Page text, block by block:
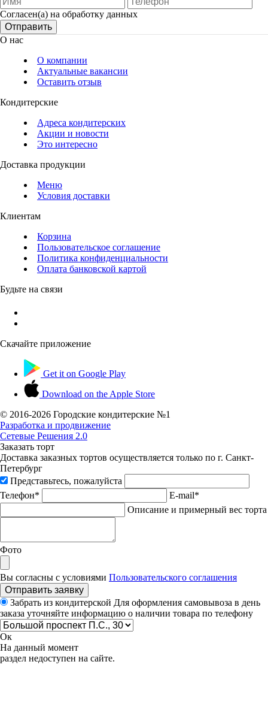
Согласен(а) на обработку данных
Отправить
О нас
О компании
Актуальные вакансии
Оставить отзыв
Кондитерские
Адреса кондитерских
Акции и новости
Это интересно
Доставка продукции
Меню
Условия доставки
Клиентам
Корзина
Пользовательское соглашение
Политика конфиденциальности
Оплата банковской картой
Будьте на связи
Скачайте приложение
Get it on Google Play
Download on the Apple Store
© 2016-2026 Городские кондитерские №1
Разработка и продвижение
Сетевые Решения 2.0
Заказать торт
Доставка заказных тортов осуществляется только по г. Санкт-
Петербург
Представьтесь, пожалуйста
Телефон*
E-mail*
Описание и примерный вес торта
Фото
Вы согласны с условиями Пользовательского соглашения
Отправить заявку
Забрать из кондитерской Для оформления самовывоза в день
заказа уточняйте информацию о наличии товара по телефону
Ок
На данный момент
раздел недоступен на сайте.